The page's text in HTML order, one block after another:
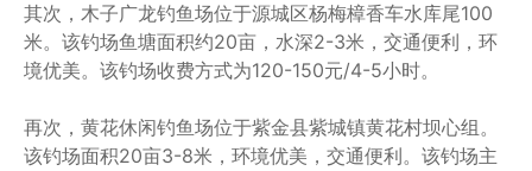
其次，木子广龙钓鱼场位于源城区杨梅樟香车水库尾100
米。该钓场鱼塘面积约20亩，水深2-3米，交通便利，环
境优美。该钓场收费方式为120-150元/4-5小时。
再次，黄花休闲钓鱼场位于紫金县紫城镇黄花村坝心组。
该钓场面积20亩3-8米，环境优美，交通便利。该钓场主